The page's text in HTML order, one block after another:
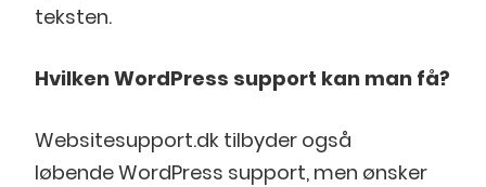
teksten.
Hvilken WordPress support kan man få?
Websitesupport.dk tilbyder også
løbende WordPress support, men ønsker